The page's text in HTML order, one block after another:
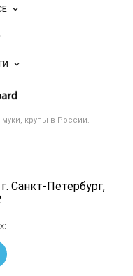
крупы в России.
Санкт-Петербург,
данных